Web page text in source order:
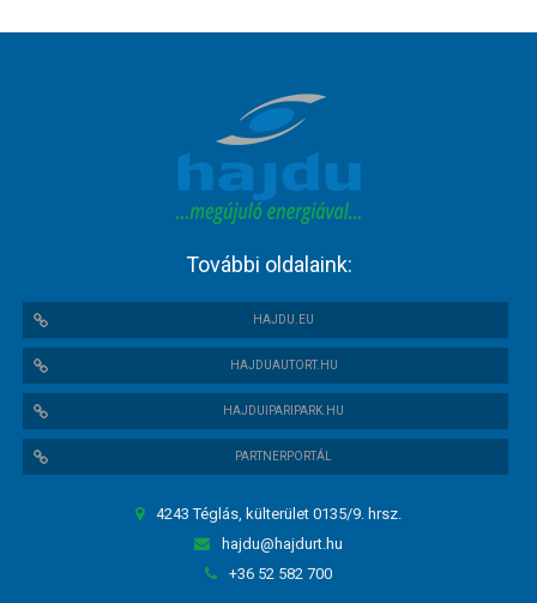
További oldalaink:
HAJDU.EU
HAJDUAUTORT.HU
HAJDUIPARIPARK.HU
PARTNERPORTÁL
4243 Téglás, külterület 0135/9. hrsz.
hajdu@hajdurt.hu
+36 52 582 700